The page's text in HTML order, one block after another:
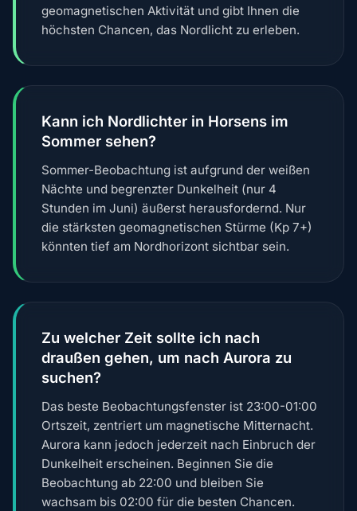
geomagnetischen Aktivität und gibt Ihnen die
höchsten Chancen, das Nordlicht zu erleben.
Kann ich Nordlichter in Horsens im
Sommer sehen?
Sommer-Beobachtung ist aufgrund der weißen
Nächte und begrenzter Dunkelheit (nur 4
Stunden im Juni) äußerst herausfordernd. Nur
die stärksten geomagnetischen Stürme (Kp 7+)
könnten tief am Nordhorizont sichtbar sein.
Zu welcher Zeit sollte ich nach
draußen gehen, um nach Aurora zu
suchen?
Das beste Beobachtungsfenster ist 23:00-01:00
Ortszeit, zentriert um magnetische Mitternacht.
Aurora kann jedoch jederzeit nach Einbruch der
Dunkelheit erscheinen. Beginnen Sie die
Beobachtung ab 22:00 und bleiben Sie
wachsam bis 02:00 für die besten Chancen.